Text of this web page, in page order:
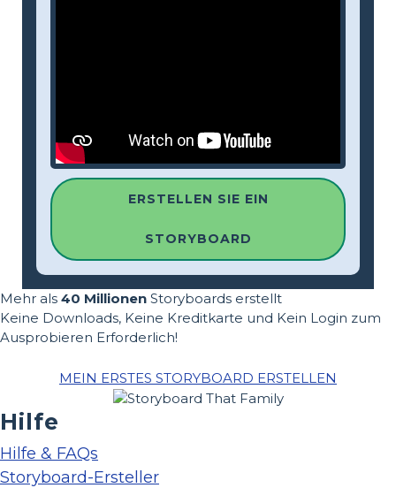
ERSTELLEN SIE EIN
STORYBOARD
Mehr als 40 Millionen Storyboards erstellt
Keine Downloads, Keine Kreditkarte und Kein Login zum
Ausprobieren Erforderlich!
MEIN ERSTES STORYBOARD ERSTELLEN
Hilfe
Hilfe & FAQs
Storyboard-Ersteller